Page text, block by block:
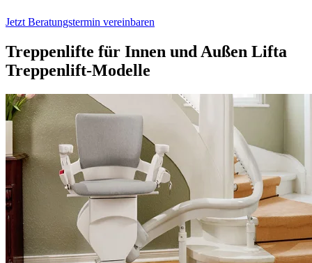
Jetzt Beratungstermin vereinbaren
Treppenlifte für Innen und Außen Lifta
Treppenlift-Modelle